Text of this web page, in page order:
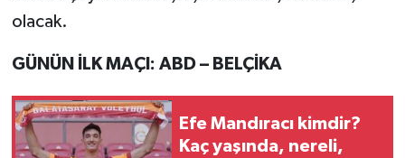
olacak.
GÜNÜN İLK MAÇI: ABD – BELÇİKA
Efe Mandıracı kimdir?
Kaç yaşında, nereli,